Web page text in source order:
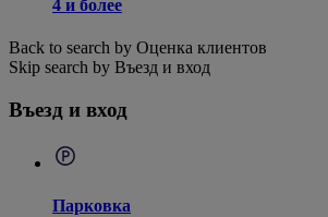
4 и более
Back to search by Оценка клиентов
Skip search by Въезд и вход
Въезд и вход
Парковка